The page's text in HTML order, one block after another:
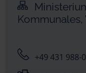
+49 431 988-0